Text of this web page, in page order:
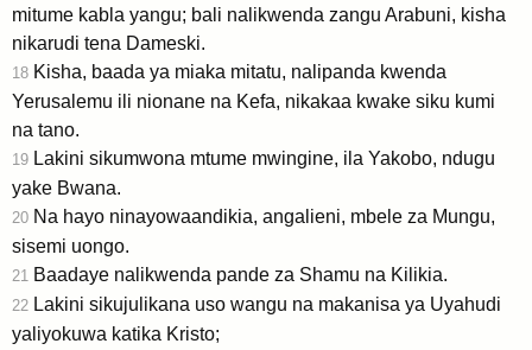
mitume kabla yangu; bali nalikwenda zangu Arabuni, kisha
nikarudi tena Dameski.
18 Kisha, baada ya miaka mitatu, nalipanda kwenda
Yerusalemu ili nionane na Kefa, nikakaa kwake siku kumi
na tano.
19 Lakini sikumwona mtume mwingine, ila Yakobo, ndugu
yake Bwana.
20 Na hayo ninayowaandikia, angalieni, mbele za Mungu,
sisemi uongo.
21 Baadaye nalikwenda pande za Shamu na Kilikia.
22 Lakini sikujulikana uso wangu na makanisa ya Uyahudi
yaliyokuwa katika Kristo;